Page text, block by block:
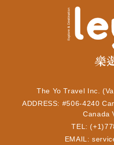
The Yo Travel Inc.
ADDRESS: #506-4240
Canada
TEL:
EMAIL: